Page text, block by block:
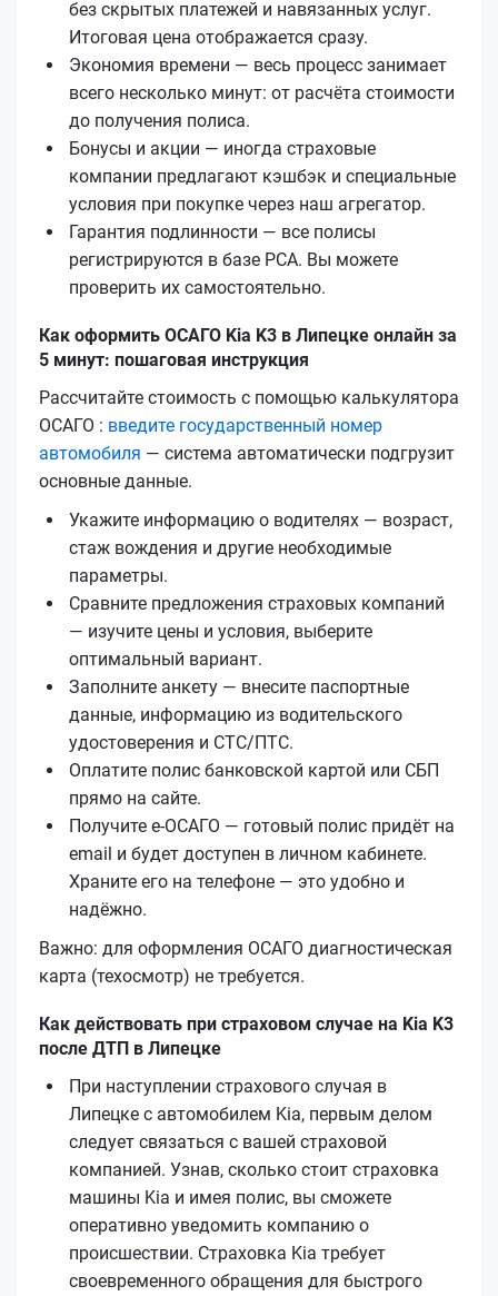
без скрытых платежей и навязанных услуг.
Итоговая цена отображается сразу.
Экономия времени — весь процесс занимает
всего несколько минут: от расчёта стоимости
до получения полиса.
Бонусы и акции — иногда страховые
компании предлагают кэшбэк и специальные
условия при покупке через наш агрегатор.
Гарантия подлинности — все полисы
регистрируются в базе РСА. Вы можете
проверить их самостоятельно.
Как оформить ОСАГО Kia K3 в Липецке онлайн за
5 минут: пошаговая инструкция
Рассчитайте стоимость с помощью калькулятора
ОСАГО : введите государственный номер
автомобиля — система автоматически подгрузит
основные данные.
Укажите информацию о водителях — возраст,
стаж вождения и другие необходимые
параметры.
Сравните предложения страховых компаний
— изучите цены и условия, выберите
оптимальный вариант.
Заполните анкету — внесите паспортные
данные, информацию из водительского
удостоверения и СТС/ПТС.
Оплатите полис банковской картой или СБП
прямо на сайте.
Получите е‑ОСАГО — готовый полис придёт на
email и будет доступен в личном кабинете.
Храните его на телефоне — это удобно и
надёжно.
Важно: для оформления ОСАГО диагностическая
карта (техосмотр) не требуется.
Как действовать при страховом случае на Kia K3
после ДТП в Липецке
При наступлении страхового случая в
Липецке с автомобилем Kia, первым делом
следует связаться с вашей страховой
компанией. Узнав, сколько стоит страховка
машины Kia и имея полис, вы сможете
оперативно уведомить компанию о
происшествии. Страховка Kia требует
своевременного обращения для быстрого